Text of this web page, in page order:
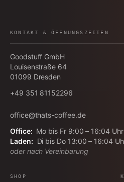
KONTAKT & ÖFFNUNGSZEITEN
Goodstuff GmbH
Louisenstraße 64
01099 Dresden
+49 351 81152296
office@thats-coffee.de
Office: Mo bis Fr 9:00 – 16:04 Uhr
Laden: Di bis Do 13:00 – 16:04
oder nach Vereinbarung
SHOP